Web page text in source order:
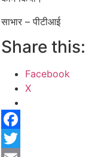
साभार – पीटीआई
Share this:
Facebook
X
Facebook